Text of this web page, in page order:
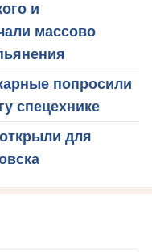
и
массово
попросили
спецехнике
для